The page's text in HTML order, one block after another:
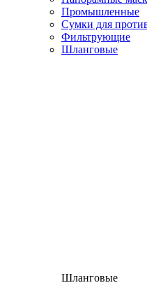
Промышленные
Сумки для
Фильтрующие
Шланговые
Шланговые